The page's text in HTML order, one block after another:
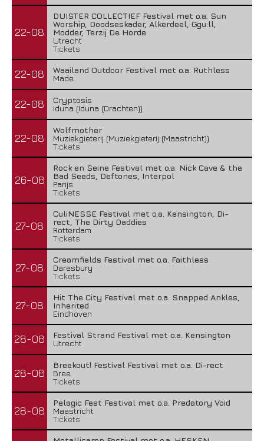
22-08
DUISTER COLLECTIEF Festival met o.a. Sun
Worship, Doodseskader, Alkerdeel, Ggu:ll,
Modder, Terzij De Horde
Utrecht
Tickets
22-08
Waailand Outdoor Festival met o.a. Ruthless
Made
22-08
Cryptosis
Iduna (Iduna (Drachten))
22-08
Wolfmother
Muziekgieterij (Muziekgieterij (Maastricht))
Tickets
26-08
Rock en Seine Festival met o.a. Nick Cave & the
Bad Seeds, Deftones, Interpol
Parijs
Tickets
27-08
CuliNESSE Festival met o.a. Kensington, Di-
rect, The Dirty Daddies
Rotterdam
Tickets
27-08
Creamfields Festival met o.a. Faithless
Daresbury
Tickets
27-08
Hit The City Festival met o.a. Snapped Ankles,
Inherited
Eindhoven
28-08
Festival Strand Festival met o.a. Kensington
Utrecht
28-08
Breekout! Festival Festival met o.a. Di-rect
Bree
Tickets
28-08
Pelagic Fest Festival met o.a. Predatory Void
Maastricht
Tickets